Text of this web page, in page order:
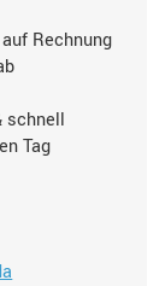
Rechnung
schnell
Tag